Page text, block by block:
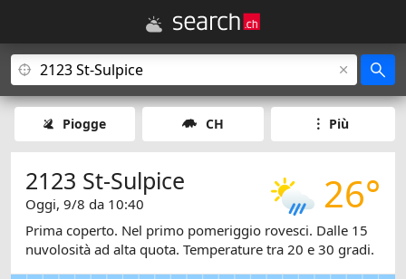
Piogge CH Più
26°
2123 St-Sulpice
Oggi, 9/8 da 10:40
Prima coperto. Nel primo pomeriggio rovesci. Dalle 15
nuvolosità ad alta quota. Temperature tra 20 e 30 gradi.